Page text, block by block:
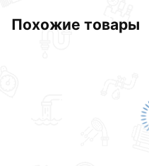
Похожие товары